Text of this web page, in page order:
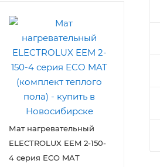
Мат нагревательный
ELECTROLUX EEM 2-150-
4 серия ECO MAT